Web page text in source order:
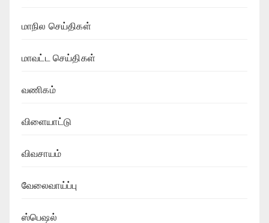
மாநில செய்திகள்
மாவட்ட செய்திகள்
வணிகம்
விளையாட்டு
விவசாயம்
வேலைவாய்ப்பு
ஸ்பெஷல்